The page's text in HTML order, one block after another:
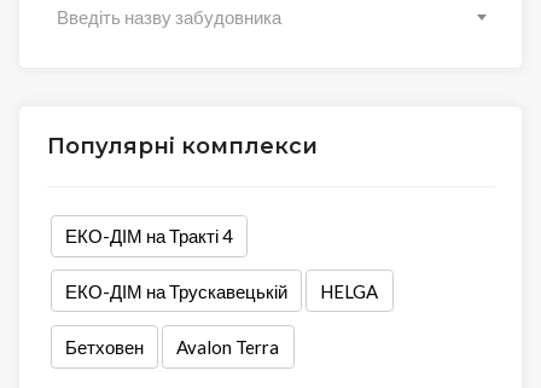
Введіть назву забудовника
Популярні комплекси
ЕКО-ДІМ на Тракті 4
ЕКО-ДІМ на Трускавецькій HELGA
Бетховен Avalon Terra